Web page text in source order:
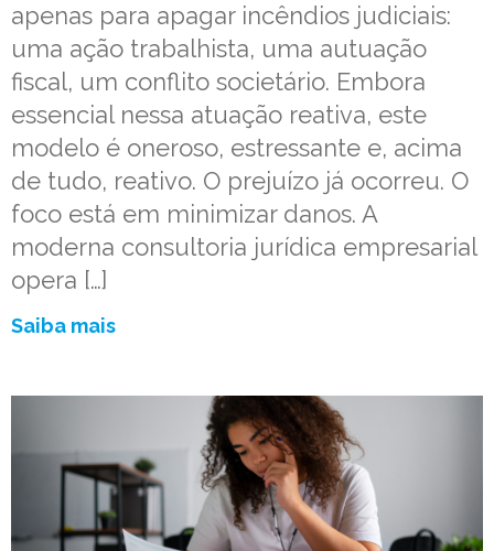
apenas para apagar incêndios judiciais:
uma ação trabalhista, uma autuação
fiscal, um conflito societário. Embora
essencial nessa atuação reativa, este
modelo é oneroso, estressante e, acima
de tudo, reativo. O prejuízo já ocorreu. O
foco está em minimizar danos. A
moderna consultoria jurídica empresarial
opera […]
Saiba mais